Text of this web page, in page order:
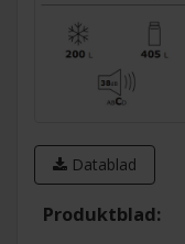
Varningssignal när
inträffat.
Datablad
Produktblad: